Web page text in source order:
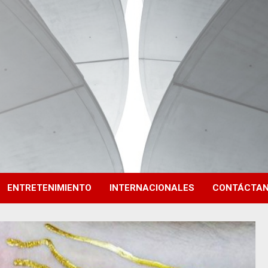
ENTRETENIMIENTO INTERNACIONALES